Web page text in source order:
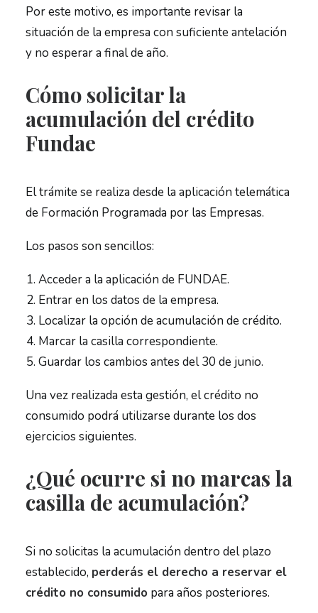
Por este motivo, es importante revisar la
situación de la empresa con suficiente antelación
y no esperar a final de año.
Cómo solicitar la
acumulación del crédito
Fundae
El trámite se realiza desde la aplicación telemática
de Formación Programada por las Empresas.
Los pasos son sencillos:
Acceder a la aplicación de FUNDAE.
Entrar en los datos de la empresa.
Localizar la opción de acumulación de crédito.
Marcar la casilla correspondiente.
Guardar los cambios antes del 30 de junio.
Una vez realizada esta gestión, el crédito no
consumido podrá utilizarse durante los dos
ejercicios siguientes.
¿Qué ocurre si no marcas la
casilla de acumulación?
Si no solicitas la acumulación dentro del plazo
establecido, perderás el derecho a reservar el
crédito no consumido para años posteriores.